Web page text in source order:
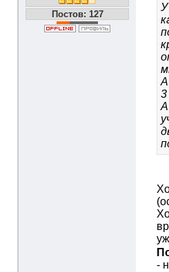
Постов: 127
А
3
А
-